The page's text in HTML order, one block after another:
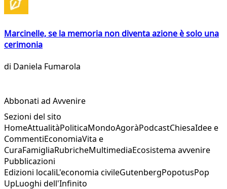
Marcinelle, se la memoria non diventa azione è solo una
cerimonia
di Daniela Fumarola
Abbonati ad Avvenire
Sezioni del sito
HomeAttualitàPoliticaMondoAgoràPodcastChiesaIdee e
CommentiEconomiaVita e
CuraFamigliaRubricheMultimediaEcosistema avvenire
Pubblicazioni
Edizioni localiL'economia civileGutenbergPopotusPop
UpLuoghi dell'Infinito